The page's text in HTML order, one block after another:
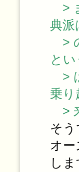
>
典派
>
と
>
乗り
>
そ
オ
し